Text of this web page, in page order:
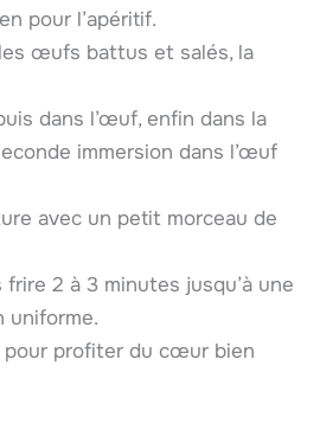
pour l’apéritif.
les œufs battus et salés, la
dans l’œuf, enfin dans la
immersion dans l’œuf
avec un petit morceau de
2 à 3 minutes jusqu’à une
uniforme.
pour profiter du cœur bien